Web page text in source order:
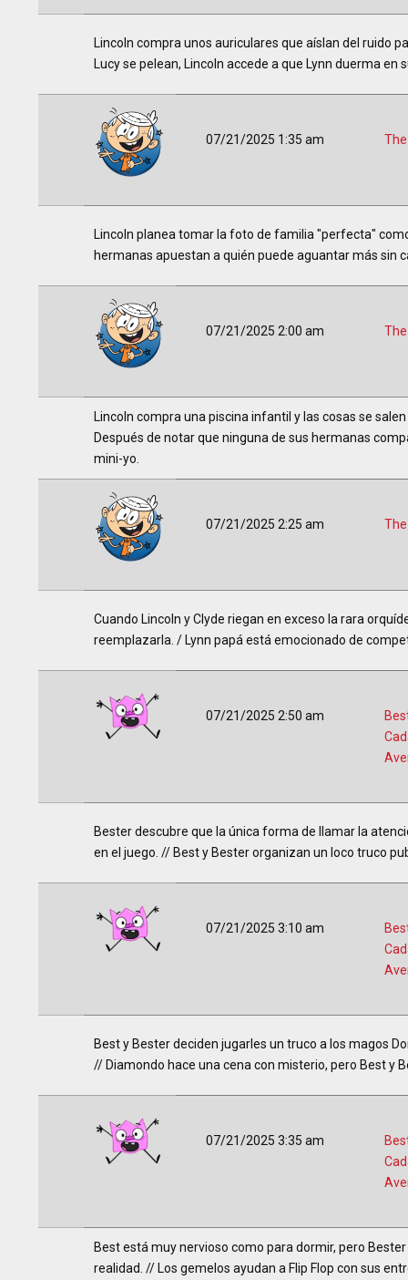
Lincoln compra unos auriculares que aíslan del ruido
Lucy se pelean, Lincoln accede a que Lynn duerma en
07/21/2025 1:35 am
Lincoln planea tomar la foto de familia "perfecta"
hermanas apuestan a quién puede aguantar más sin
07/21/2025 2:00 am
Lincoln compra una piscina infantil y las cosas se
Después de notar que ninguna de sus hermanas
mini-yo.
07/21/2025 2:25 am
Cuando Lincoln y Clyde riegan en exceso la rara
reemplazarla. / Lynn papá está emocionado de
07/21/2025 2:50 am
Bester descubre que la única forma de llamar la
en el juego. // Best y Bester organizan un loco truco
07/21/2025 3:10 am
Best y Bester deciden jugarles un truco a los magos
// Diamondo hace una cena con misterio, pero Best y
07/21/2025 3:35 am
Best está muy nervioso como para dormir, pero
realidad. // Los gemelos ayudan a Flip Flop con sus